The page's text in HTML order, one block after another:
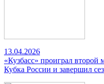
13.04.2026
«Кузбасс» проиграл второй
Кубка России и завершил